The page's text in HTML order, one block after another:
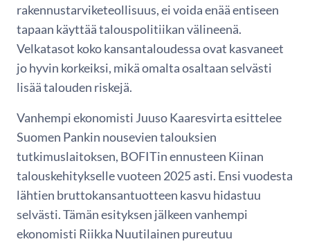
rakennustarviketeollisuus, ei voida enää entiseen
tapaan käyttää talouspolitiikan välineenä.
Velkatasot koko kansantaloudessa ovat kasvaneet
jo hyvin korkeiksi, mikä omalta osaltaan selvästi
lisää talouden riskejä.
Vanhempi ekonomisti Juuso Kaaresvirta esittelee
Suomen Pankin nousevien talouksien
tutkimuslaitoksen, BOFITin ennusteen Kiinan
talouskehitykselle vuoteen 2025 asti. Ensi vuodesta
lähtien bruttokansantuotteen kasvu hidastuu
selvästi. Tämän esityksen jälkeen vanhempi
ekonomisti Riikka Nuutilainen pureutuu